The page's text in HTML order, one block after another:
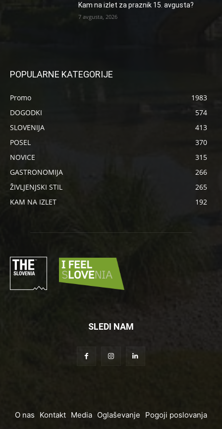
Kam na izlet za praznik 15. avgusta?
7 avgusta, 2026
POPULARNE KATEGORIJE
Promo
1983
DOGODKI
574
SLOVENIJA
413
POSEL
370
NOVICE
315
GASTRONOMIJA
266
ŽIVLJENJSKI STIL
265
KAM NA IZLET
192
SLEDI NAM
O nas Kontakt Media Oglaševanje Pogoji poslovanja